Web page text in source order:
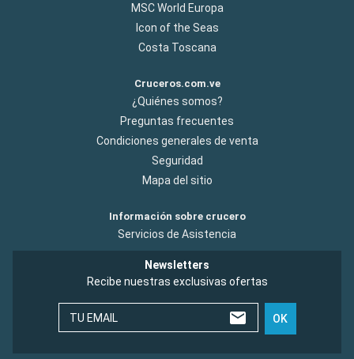
MSC World Europa
Icon of the Seas
Costa Toscana
Cruceros.com.ve
¿Quiénes somos?
Preguntas frecuentes
Condiciones generales de venta
Seguridad
Mapa del sitio
Información sobre crucero
Servicios de Asistencia
Newsletters
Recibe nuestras exclusivas ofertas
TU EMAIL OK